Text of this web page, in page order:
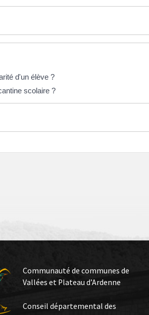
d'un élève ?
scolaire ?
Communauté de communes de
Vallées et Plateau d’Ardenne
Conseil départemental des